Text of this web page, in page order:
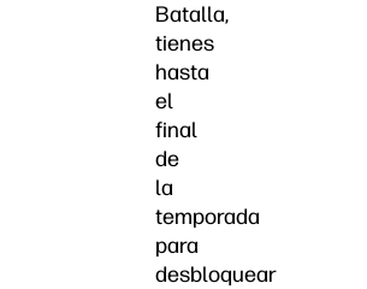
Batalla,
tienes
hasta
el
final
de
la
temporada
para
desbloquear